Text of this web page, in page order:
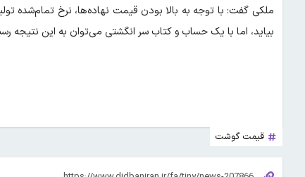
ملکی گفت: با توجه به بالا بودن قیمت نهاده‌ها، نرخ تمام‌شده
بیاید، اما با یک حساب و کتاب سر انگشتی می‌توان به این نتیجه
قیمت گوشت